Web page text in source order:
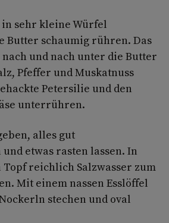
in sehr kleine Würfel
Butter schaumig rühren. Das
und nach unter die Butter
Pfeffer und Muskatnuss
Petersilie und den
unterrühren.
alles gut
etwas rasten lassen. In
reichlich Salzwasser zum
Mit einem nassen Esslöffel
stechen und oval